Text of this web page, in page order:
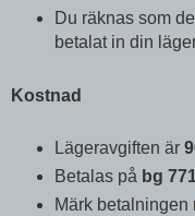
Du räknas som
betalat in din
Kostnad
Lägeravgiften är
Betalas på bg
Märk betalningen